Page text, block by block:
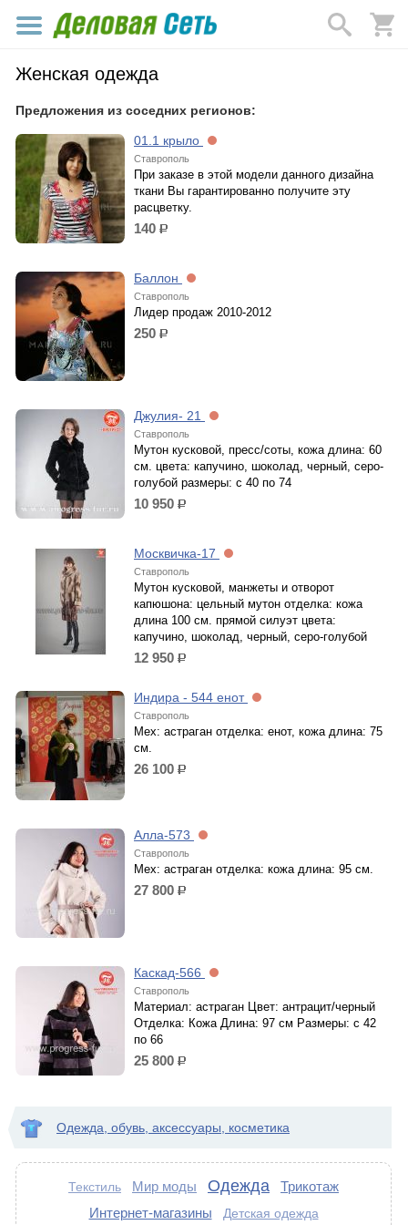
Женская одежда
Предложения из соседних регионов:
01.1 крыло
Ставрополь
При заказе в этой модели данного дизайна
ткани Вы гарантированно получите эту
расцветку.
140 р.
Баллон
Ставрополь
Лидер продаж 2010-2012
250 р.
Джулия- 21
Ставрополь
Мутон кусковой, пресс/соты, кожа длина: 60
см. цвета: капучино, шоколад, черный, серо-
голубой размеры: с 40 по 74
10 950 р.
Москвичка-17
Ставрополь
Мутон кусковой, манжеты и отворот
капюшона: цельный мутон отделка: кожа
длина 100 см. прямой силуэт цвета:
капучино, шоколад, черный, серо-голубой
12 950 р.
Индира - 544 енот
Ставрополь
Мех: астраган отделка: енот, кожа длина: 75
см.
26 100 р.
Алла-573
Ставрополь
Мех: астраган отделка: кожа длина: 95 см.
27 800 р.
Каскад-566
Ставрополь
Материал: астраган Цвет: антрацит/черный
Отделка: Кожа Длина: 97 см Размеры: с 42
по 66
25 800 р.
Одежда, обувь, аксессуары, косметика
Текстиль Мир моды Одежда
Трикотаж
Интернет-магазины
Детская одежда